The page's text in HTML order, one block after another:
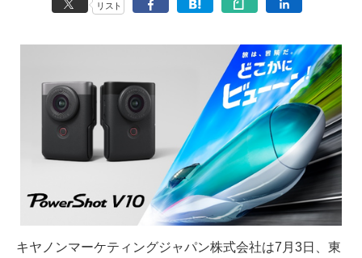
リスト
キヤノンマーケティングジャパン株式会社は7月3日、東